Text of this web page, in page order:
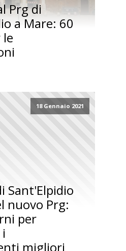
Prg di
a Mare: 60
18 Gennaio 2021
Sant'Elpidio
nuovo Prg:
per
migliori